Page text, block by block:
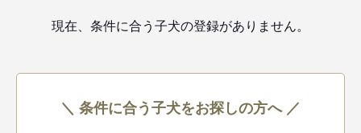
現在、条件に合う子犬の登録がありません。
＼ 条件に合う子犬をお探しの方へ ／